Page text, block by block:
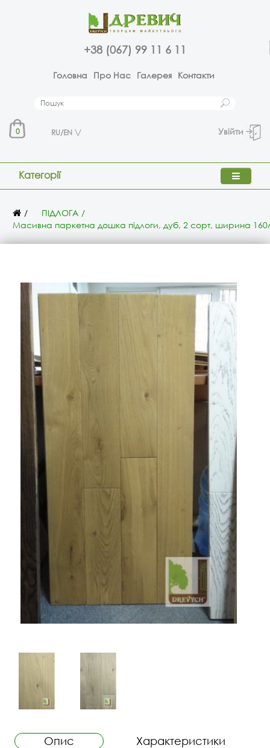
+38 (067) 99 11 6 11
Головна Про Нас Галерея Контакти
0 RU/EN Увійти
Категорії
ПІДЛОГА
Масивна паркетна дошка підлоги, дуб, 2 сорт, ширина
Опис
Характеристики